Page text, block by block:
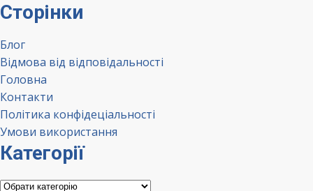
Сторінки
Блог
Відмова від відповідальності
Головна
Контакти
Політика конфідеціальності
Умови використання
Категорії
Категорії